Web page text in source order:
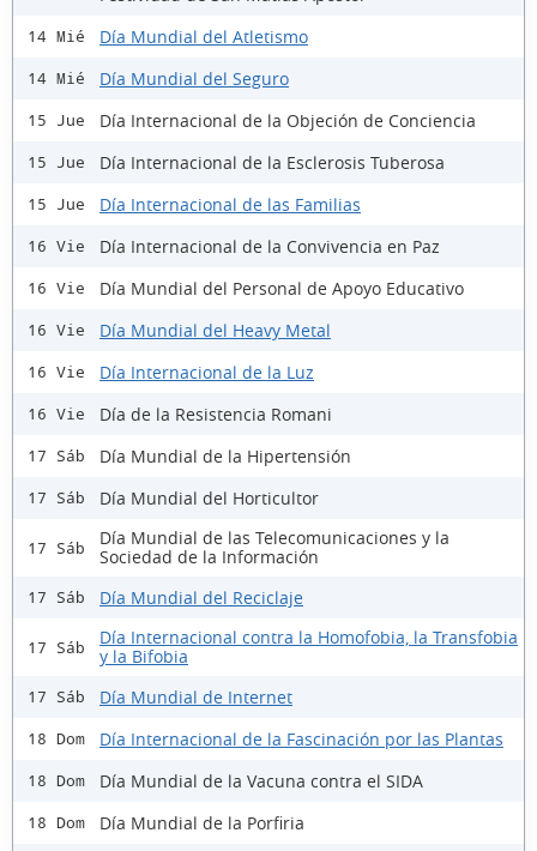
14 Mié Día Mundial del Atletismo
14 Mié Día Mundial del Seguro
15 Jue Día Internacional de la Objeción de Conciencia
15 Jue Día Internacional de la Esclerosis Tuberosa
15 Jue Día Internacional de las Familias
16 Vie Día Internacional de la Convivencia en Paz
16 Vie Día Mundial del Personal de Apoyo Educativo
16 Vie Día Mundial del Heavy Metal
16 Vie Día Internacional de la Luz
16 Vie Día de la Resistencia Romani
17 Sáb Día Mundial de la Hipertensión
17 Sáb Día Mundial del Horticultor
17 Sáb
Día Mundial de las Telecomunicaciones y la
Sociedad de la Información
17 Sáb Día Mundial del Reciclaje
17 Sáb
Día Internacional contra la Homofobia, la Transfobia
y la Bifobia
17 Sáb Día Mundial de Internet
18 Dom Día Internacional de la Fascinación por las Plantas
18 Dom Día Mundial de la Vacuna contra el SIDA
18 Dom Día Mundial de la Porfiria